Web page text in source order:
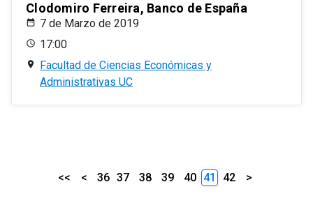
Clodomiro Ferreira, Banco de España
7 de Marzo de 2019
17:00
Facultad de Ciencias Económicas y
Administrativas UC
<< < 36 37 38 39 40 41 42 >